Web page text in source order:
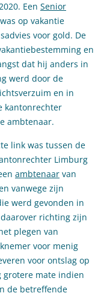
Een Senior
op vakantie
voor gold. De
en
dat hij anders in
werd door de
en in
kantonrechter
ambtenaar.
link was tussen de
Limburg
ambtenaar van
vanwege zijn
werd gevonden in
richting zijn
plegen van
voor menig
voor ontslag op
grotere mate indien
de betreffende